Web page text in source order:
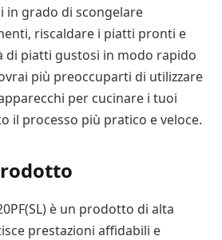
in grado di scongelare
riscaldare i piatti pronti e
di piatti gustosi in modo rapido
più preoccuparti di utilizzare
per cucinare i tuoi
il processo più pratico e veloce.
è un prodotto di alta
prestazioni affidabili e